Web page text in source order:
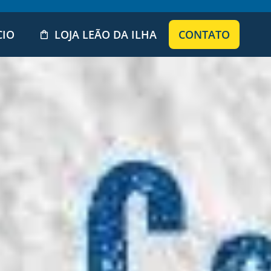
LOJA LEÃO DA ILHA CONTATO